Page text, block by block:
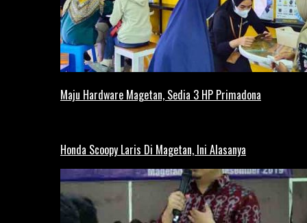
Maju Hardware Magetan, Sedia 3 HP Primadona
Honda Scoopy Laris Di Magetan, Ini Alasanya